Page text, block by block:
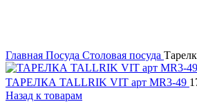
Главная Посуда Столовая посуда
ТАРЕЛКА TALLRIK VIT арт MR3-49
Назад к товарам